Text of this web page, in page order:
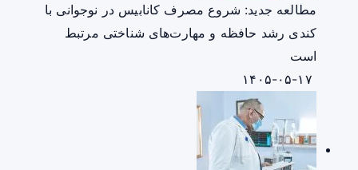
مطالعه جدید: شروع مصرف کانابیس در نوجوانی با
کندی رشد حافظه و مهارت‌های شناختی مرتبط
است